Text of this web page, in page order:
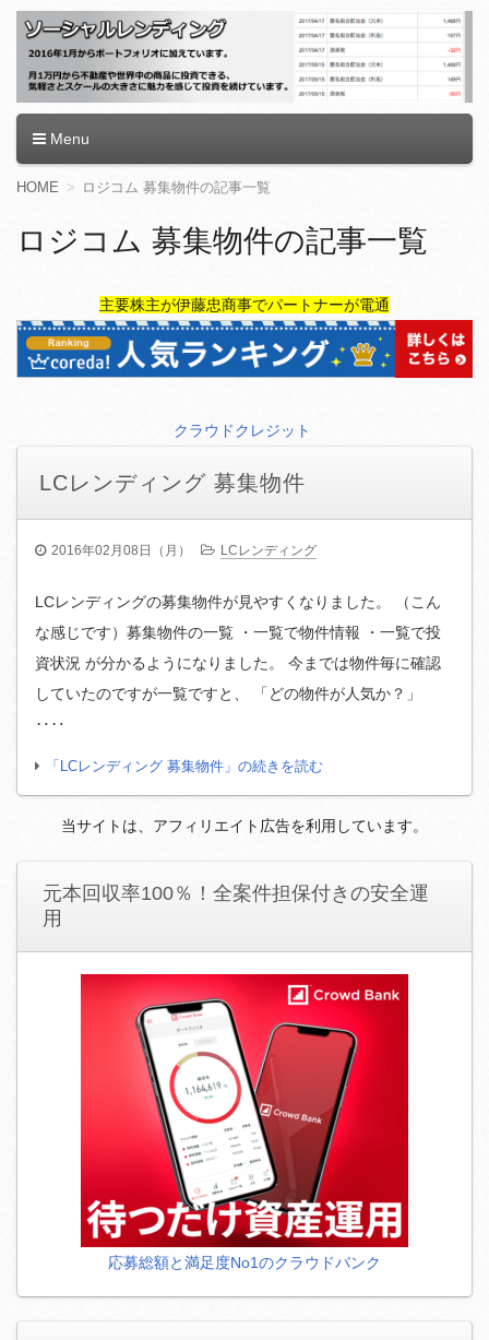
ソーシャルレンディング
Menu
コ
テ
ン
動
HOME ロジコム 募集物件の記事一覧
ロジコム 募集物件の記事一覧
主要株主が伊藤忠商事でパートナーが電通
クラウドクレジット
LCレンディング 募集物件
2016年02月08日（月） LCレンディング
LCレンディングの募集物件が見やすくなりました。 （こん
な感じです）募集物件の一覧 ・一覧で物件情報 ・一覧で投
資状況 が分かるようになりました。 今までは物件毎に確認
していたのですが一覧ですと、 「どの物件が人気か？」
‥‥
「LCレンディング 募集物件」の続きを読む
当サイトは、アフィリエイト広告を利用しています。
元本回収率100％！全案件担保付きの安全運
用
応募総額と満足度No1のクラウドバンク